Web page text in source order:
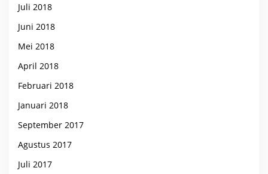
Juli 2018
Juni 2018
Mei 2018
April 2018
Februari 2018
Januari 2018
September 2017
Agustus 2017
Juli 2017